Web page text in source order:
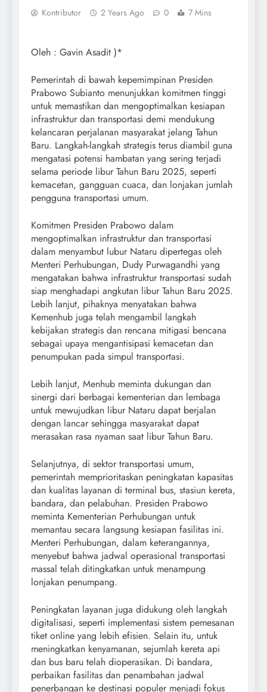
Kontributor 2 Years Ago 0 7 Mins
Oleh : Gavin Asadit )*
Pemerintah di bawah kepemimpinan Presiden
Prabowo Subianto menunjukkan komitmen tinggi
untuk memastikan dan mengoptimalkan kesiapan
infrastruktur dan transportasi demi mendukung
kelancaran perjalanan masyarakat jelang Tahun
Baru. Langkah-langkah strategis terus diambil guna
mengatasi potensi hambatan yang sering terjadi
selama periode libur Tahun Baru 2025, seperti
kemacetan, gangguan cuaca, dan lonjakan jumlah
pengguna transportasi umum.
Komitmen Presiden Prabowo dalam
mengoptimalkan infrastruktur dan transportasi
dalam menyambut lubur Nataru dipertegas oleh
Menteri Perhubungan, Dudy Purwagandhi yang
mengatakan bahwa infrastruktur transportasi sudah
siap menghadapi angkutan libur Tahun Baru 2025.
Lebih lanjut, pihaknya menyatakan bahwa
Kemenhub juga telah mengambil langkah
kebijakan strategis dan rencana mitigasi bencana
sebagai upaya mengantisipasi kemacetan dan
penumpukan pada simpul transportasi.
Lebih lanjut, Menhub meminta dukungan dan
sinergi dari berbagai kementerian dan lembaga
untuk mewujudkan libur Nataru dapat berjalan
dengan lancar sehingga masyarakat dapat
merasakan rasa nyaman saat libur Tahun Baru.
Selanjutnya, di sektor transportasi umum,
pemerintah memprioritaskan peningkatan kapasitas
dan kualitas layanan di terminal bus, stasiun kereta,
bandara, dan pelabuhan. Presiden Prabowo
meminta Kementerian Perhubungan untuk
memantau secara langsung kesiapan fasilitas ini.
Menteri Perhubungan, dalam keterangannya,
menyebut bahwa jadwal operasional transportasi
massal telah ditingkatkan untuk menampung
lonjakan penumpang.
Peningkatan layanan juga didukung oleh langkah
digitalisasi, seperti implementasi sistem pemesanan
tiket online yang lebih efisien. Selain itu, untuk
meningkatkan kenyamanan, sejumlah kereta api
dan bus baru telah dioperasikan. Di bandara,
perbaikan fasilitas dan penambahan jadwal
penerbangan ke destinasi populer menjadi fokus